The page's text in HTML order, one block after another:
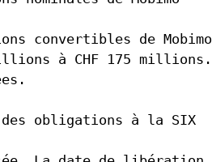
convertibles de Mobimo
à CHF 175 millions.
des obligations à la SIX